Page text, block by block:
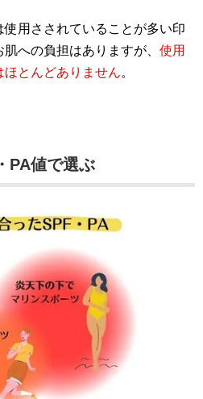
用さされていることが多い印
への負担はありますが、 使用
とんどありません。
PA値で選ぶ